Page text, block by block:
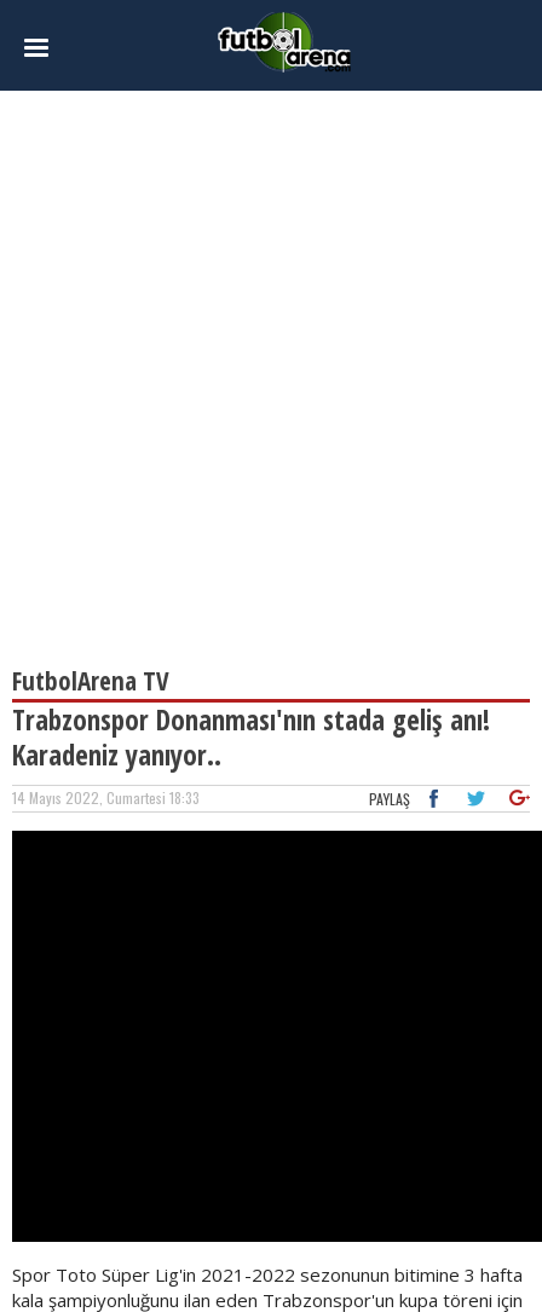
FutbolArena TV
Trabzonspor Donanması'nın stada geliş anı!
Karadeniz yanıyor..
14 Mayıs 2022, Cumartesi 18:33 PAYLAŞ
Spor Toto Süper Lig'in 2021-2022 sezonunun bitimine 3 hafta
kala şampiyonluğunu ilan eden Trabzonspor'un kupa töreni için